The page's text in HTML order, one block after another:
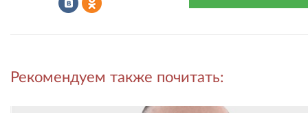
во в
Рекомендуем также почитать: